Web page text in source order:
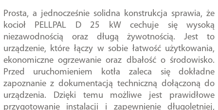
Prosta, a jednocześnie solidna konstrukcja sprawia, że
kocioł PELLPAL D 25 kW cechuje się wysoką
niezawodnością oraz długą żywotnością. Jest to
urządzenie, które łączy w sobie łatwość użytkowania,
ekonomiczne ogrzewanie oraz dbałość o środowisko.
Przed uruchomieniem kotła zaleca się dokładne
zapoznanie z dokumentacją techniczną dołączoną do
urządzenia. Dzięki temu możliwe jest prawidłowe
przygotowanie instalacji i zapewnienie długoletniej,